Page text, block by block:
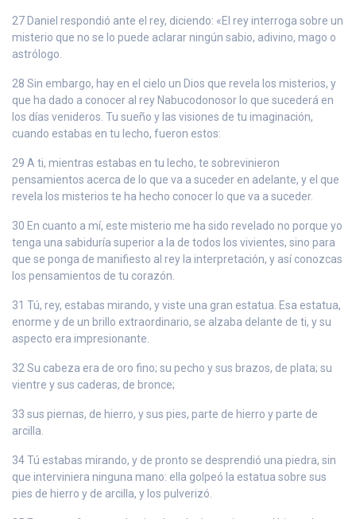
27 Daniel respondió ante el rey, diciendo: «El rey interroga sobre un
misterio que no se lo puede aclarar ningún sabio, adivino, mago o
astrólogo.
28 Sin embargo, hay en el cielo un Dios que revela los misterios, y
que ha dado a conocer al rey Nabucodonosor lo que sucederá en
los días venideros. Tu sueño y las visiones de tu imaginación,
cuando estabas en tu lecho, fueron estos:
29 A ti, mientras estabas en tu lecho, te sobrevinieron
pensamientos acerca de lo que va a suceder en adelante, y el que
revela los misterios te ha hecho conocer lo que va a suceder.
30 En cuanto a mí, este misterio me ha sido revelado no porque yo
tenga una sabiduría superior a la de todos los vivientes, sino para
que se ponga de manifiesto al rey la interpretación, y así conozcas
los pensamientos de tu corazón.
31 Tú, rey, estabas mirando, y viste una gran estatua. Esa estatua,
enorme y de un brillo extraordinario, se alzaba delante de ti, y su
aspecto era impresionante.
32 Su cabeza era de oro fino; su pecho y sus brazos, de plata; su
vientre y sus caderas, de bronce;
33 sus piernas, de hierro, y sus pies, parte de hierro y parte de
arcilla.
34 Tú estabas mirando, y de pronto se desprendió una piedra, sin
que interviniera ninguna mano: ella golpeó la estatua sobre sus
pies de hierro y de arcilla, y los pulverizó.